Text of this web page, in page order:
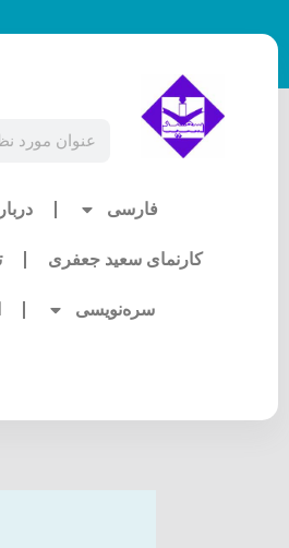
به
فارسی
کارنمای سعید جعفری
سره‌نویسی